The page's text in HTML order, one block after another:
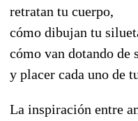
retratan tu cuerpo,
cómo dibujan tu
cómo van dotando de
y placer cada uno de
La inspiración entre